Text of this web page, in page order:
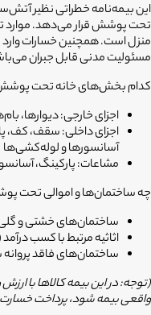
این بیمه‌نامه خطراتی نظیر
تحت پوشش قرار می‌دهد. موارد
منزل است. همچنین خسارات
مسئولیت مدنی قابل جبران
کدام بخش‌های خانه تحت پوشش
اجزای خارجی: دیوارها،
اجزای داخلی: سقف، کف،
آسانسورها و لوله‌کشی‌ها
مشاعات: پارکینگ،
چه ساختمان‌ها و اموالی تحت
ساختمان‌های خشتی و گلی با
اثاثیه مرتبط با کسب
ساختمان‌های فاقد
(توجه: در این بیمه کالاها با
واقعی بیمه شود، پرداخت